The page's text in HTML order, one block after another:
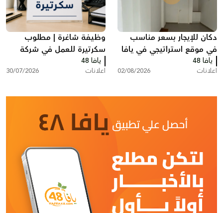
دكان للإيجار بسعر مناسب
في موقع استراتيجي في يافا
يافا 48
اعلانات 02/08/2026
وظيفة شاغرة | مطلوب
سكرتيرة للعمل في شركة
بمدينة ريشون لتسيون
يافا 48
اعلانات 30/07/2026